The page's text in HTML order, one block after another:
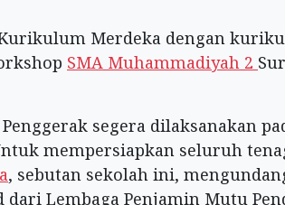
Kurikulum Merdeka dengan
SMA Muhammadiyah 2
segera dilaksanakan
mempersiapkan seluruh
, sebutan sekolah ini,
dari Lembaga Penjamin Mutu